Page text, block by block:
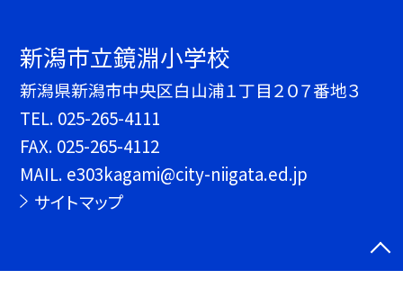
新潟市立鏡淵小学校
新潟県新潟市中央区白山浦１丁目２０７番地３
TEL. 025-265-4111
FAX. 025-265-4112
MAIL. e303kagami@city-niigata.ed.jp
サイトマップ